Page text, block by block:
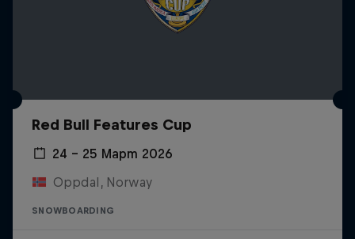
Red Bull Features Cup
24 – 25 Март 2026
Oppdal, Norway
SNOWBOARDING